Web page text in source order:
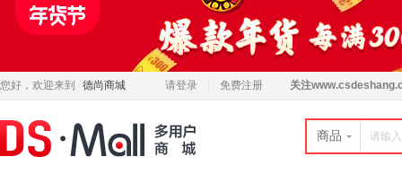
您好，欢迎来到 德尚商城 请登录 免费注册 关注
商品